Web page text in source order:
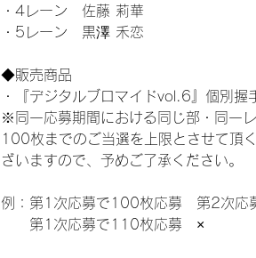
・4レーン　佐藤 莉華
・5レーン　黒澤 禾恋
◆販売商品
・『デジタルブロマイドvol.6』個別
※同一応募期間における同じ部・同一
100枚までのご当選を上限とさせて頂
ざいますので、予めご了承ください。
例：第1次応募で100枚応募　第2次
第1次応募で110枚応募　×